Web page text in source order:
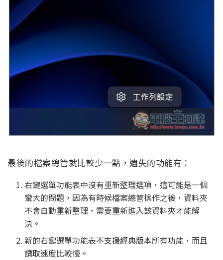
最後的檔案總管就比較少一點，遺失的功能有：
右鍵選單功能表中沒有重新整理選項，這可能是一個
蠻大的問題，因為有時候檔案總管操作之後，資料夾
不會自動重新整理，需要重新進入該資料夾才能解
決。
新的右鍵選單功能表不支援經典版本所有功能，而且
讀取速度比較慢。